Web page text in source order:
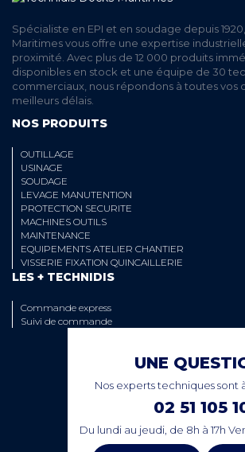
Spécialiste en EPI et en soudage depuis
Maritimes vous offre une expertise
proximité. Avec plus de 12 000 produits
disponibles en stock et une équipe de 30
commerciaux, nous répondons à toutes vos
meilleurs délais.
NOS PRODUITS
OUTILLAGE
USINAGE
SOUDAGE
LEVAGE MANUTENTION
PROTECTION SECURITE
MACHINES OUTILS
MAINTENANCE
EQUIPEMENTS ATELIER CHANTIER
VISSERIE FIXATION QUINCAILLERIE
LES + TECHNIDIS
Commande express
Suivi de commande
UNE
Nos experts techniques sont
02 51 105
Du lundi au jeudi, de 8h à 17h